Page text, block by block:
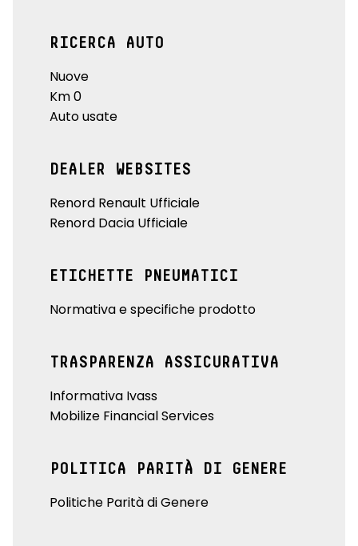
RICERCA AUTO
Nuove
Km 0
Auto usate
DEALER WEBSITES
Renord Renault Ufficiale
Renord Dacia Ufficiale
ETICHETTE PNEUMATICI
Normativa e specifiche prodotto
TRASPARENZA ASSICURATIVA
Informativa Ivass
Mobilize Financial Services
POLITICA PARITÀ DI GENERE
Politiche Parità di Genere